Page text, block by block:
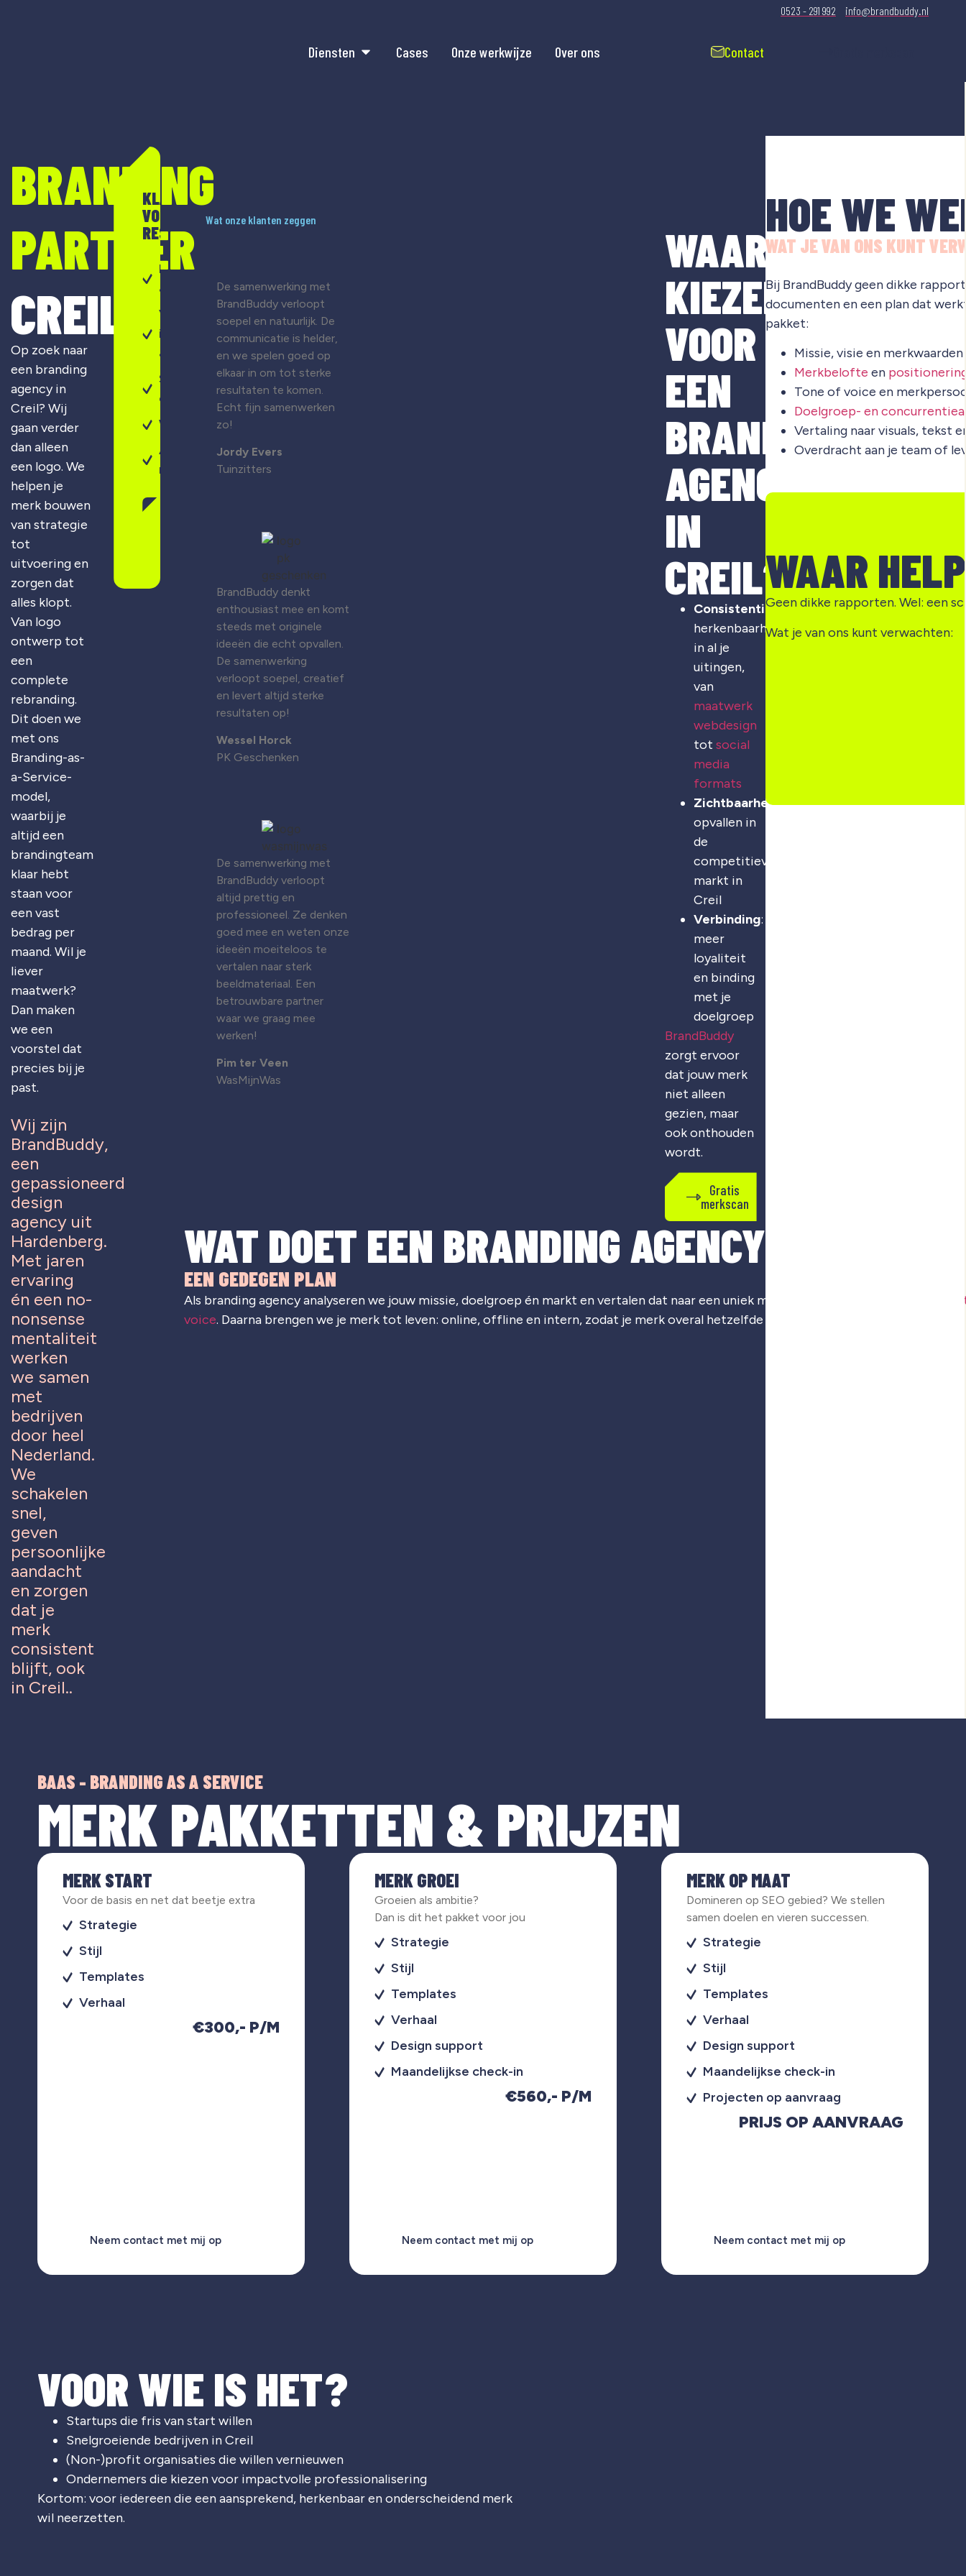
0523 - 291 992 info@brandbuddy.nl
Diensten Cases Onze werkwijze Over ons Contact
BRANDING
PARTNER
CREIL
Op zoek naar
een branding
agency in
Creil? Wij
gaan verder
dan alleen
een logo. We
helpen je
merk bouwen
van strategie
tot
uitvoering en
zorgen dat
alles klopt.
Van logo
ontwerp tot
een
complete
rebranding.
Dit doen we
met ons
Branding-as-
a-Service-
model,
waarbij je
altijd een
brandingteam
klaar hebt
staan voor
een vast
bedrag per
maand. Wil je
liever
maatwerk?
Dan maken
we een
voorstel dat
precies bij je
past.
Wij zijn
BrandBuddy,
een
gepassioneerd
design
agency uit
Hardenberg.
Met jaren
ervaring
én een no-
nonsense
mentaliteit
werken
we samen
met
bedrijven
door heel
Nederland.
We
schakelen
snel,
geven
persoonlijke
aandacht
en zorgen
dat je
merk
consistent
blijft, ook
in Creil..
KLAAR
VOOR
RESULTAAT?
Merkontwikkeling
& strategie
Visuele
identiteit
& design
Sterke
campagnes
Webdesign
Altijd
maatwerk
Wat onze klanten zeggen
De samenwerking met
BrandBuddy verloopt
soepel en natuurlijk. De
communicatie is helder,
en we spelen goed op
elkaar in om tot sterke
resultaten te komen.
Echt fijn samenwerken
zo!
Jordy Evers
Tuinzitters
BrandBuddy denkt
enthousiast mee en komt
steeds met originele
ideeën die echt opvallen.
De samenwerking
verloopt soepel, creatief
en levert altijd sterke
resultaten op!
Wessel Horck
PK Geschenken
De samenwerking met
BrandBuddy verloopt
altijd prettig en
professioneel. Ze denken
goed mee en weten onze
ideeën moeiteloos te
vertalen naar sterk
beeldmateriaal. Een
betrouwbare partner
waar we graag mee
werken!
Pim ter Veen
WasMijnWas
WAT DOET EEN BRANDING AGENCY?
EEN GEDEGEN PLAN
Als branding agency analyseren we jouw missie, doelgroep én markt en vertalen dat naar een uniek merk: je
visuele
voice. Daarna brengen we je merk tot leven: online, offline en intern, zodat je merk overal hetzelfde voelt.
WAAROM
KIEZEN
VOOR
EEN
BRANDING
AGENCY
IN
CREIL?
Consistentie:
herkenbaarheid
in al je
uitingen,
van
maatwerk
webdesign
tot social
media
formats
Zichtbaarheid:
opvallen in
de
competitieve
markt in
Creil
Verbinding:
meer
loyaliteit
en binding
met je
doelgroep
BrandBuddy
zorgt ervoor
dat jouw merk
niet alleen
gezien, maar
ook onthouden
wordt.
Gratis
merkscan
HOE WE
WAT JE VAN ONS KUNT
Bij BrandBuddy geen dikke
documenten en een plan dat
pakket:
Missie, visie en merkwaarden
Merkbelofte en
Tone of voice en
Doelgroep- en
Vertaling naar visuals, tekst
Overdracht aan je team of
WAAR
Geen dikke rapporten. Wel: een
Wat je van ons kunt verwachten:
BAAS - BRANDING AS A SERVICE
MERK PAKKETTEN & PRIJZEN
MERK START
Voor de basis en net dat beetje extra
Strategie
Stijl
Templates
Verhaal
€300,- P/M
Neem contact met mij op
MERK GROEI
Groeien als ambitie?
Dan is dit het pakket voor jou
Strategie
Stijl
Templates
Verhaal
Design support
Maandelijkse check-in
€560,- P/M
Neem contact met mij op
MERK OP MAAT
Domineren op SEO gebied? We stellen
samen doelen en vieren successen.
Strategie
Stijl
Templates
Verhaal
Design support
Maandelijkse check-in
Projecten op aanvraag
PRIJS OP AANVRAAG
Neem contact met mij op
VOOR WIE IS HET?
Startups die fris van start willen
Snelgroeiende bedrijven in Creil
(Non-)profit organisaties die willen vernieuwen
Ondernemers die kiezen voor impactvolle professionalisering
Kortom: voor iedereen die een aansprekend, herkenbaar en onderscheidend merk
wil neerzetten.